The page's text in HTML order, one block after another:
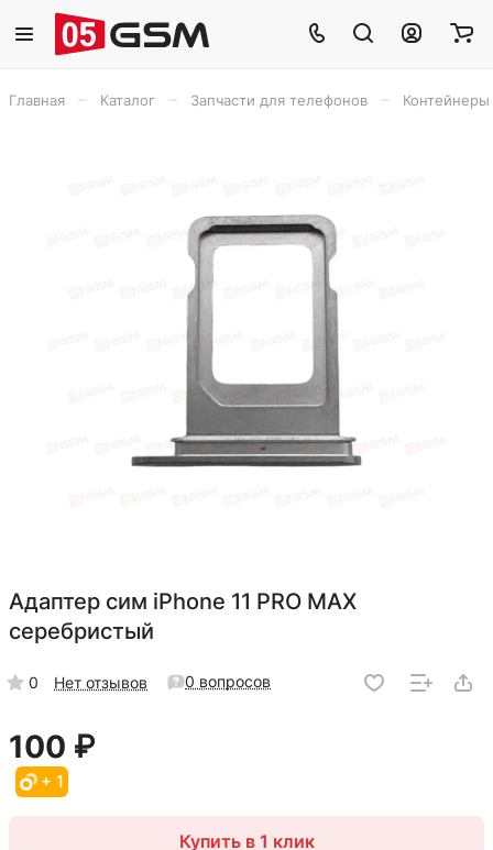
Главная Каталог Запчасти для телефонов
Адаптер сим iPhone 11 PRO MAX
серебристый
0 Нет отзывов 0 вопросов
100 ₽
+ 1
Купить в 1 клик